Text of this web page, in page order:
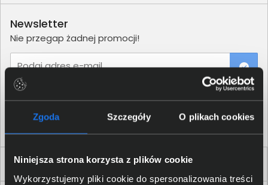
Zgoda Szczegóły O plikach cookies
Niniejsza strona korzysta z plików cookie
Wykorzystujemy pliki cookie do spersonalizowania treści
Dla Firm i Instytucji
Newsletter
Nie przegap żadnej promocji!
Podaj adres e-mail